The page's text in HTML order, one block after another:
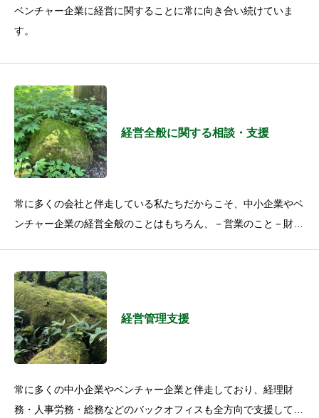
ベンチャー企業に経営に関することに常に向き合い続けていま
す。
経営全般に関する相談・支援
常に多くの会社と伴走している私たちだからこそ、中小企業やベ
ンチャー企業の経営全般のことはもちろん、－営業のこと－財務
経営管理支援
常に多くの中小企業やベンチャー企業と伴走しており、経理財
務・人事労務・総務などのバックオフィスも全方向で支援してい